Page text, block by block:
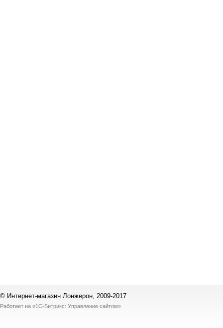
© Интернет-магазин Лонжерон, 2009-2017
Работает на «1С-Битрикс: Управление сайтом»